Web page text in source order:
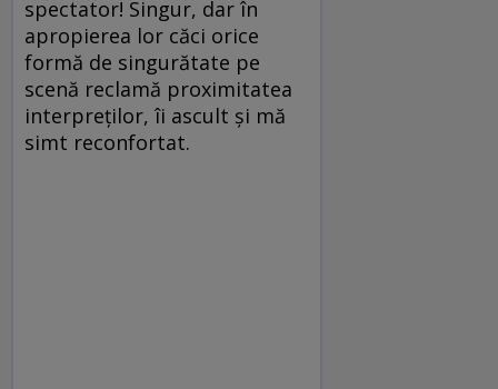
spectator! Singur, dar în
apropierea lor căci orice
formă de singurătate pe
scenă reclamă proximitatea
interpreţilor, îi ascult şi mă
simt reconfortat.